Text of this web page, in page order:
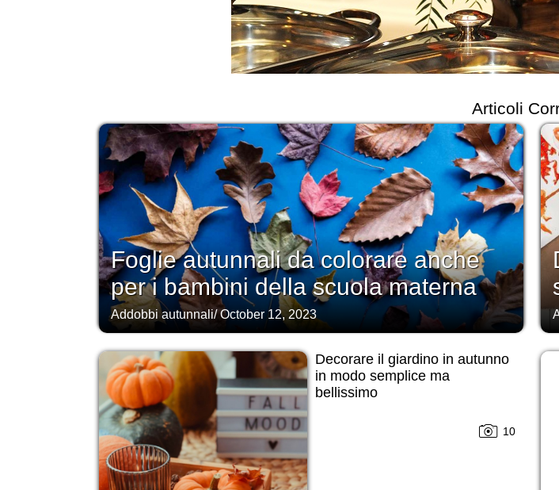
Articoli
Foglie autunnali da colorare anche
per i bambini della scuola materna
Addobbi autunnali/October 12, 2023
Decorare il giardino in autunno
in modo semplice ma
bellissimo
10